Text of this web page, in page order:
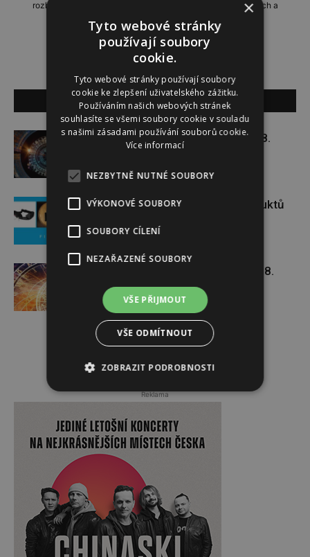
rozhovory, domácí i zahraniční reportáže, příběhy zajímavých a
neobyčejných lidí.
SOUVISEJÍCÍ ČLÁNKY
Týdenní horoskop 3. 8. – 9. 8.
Soutěž o set praktických produktů
Týdenní horoskop 27. 7. – 2. 8.
Reklama
×
Tyto webové stránky
používají soubory
cookie.
Tyto webové stránky používají soubory
cookie ke zlepšení uživatelského zážitku.
Používáním našich webových stránek
souhlasíte se všemi soubory cookie v souladu
s našimi zásadami používání souborů cookie.
Více informací
NEZBYTNĚ NUTNÉ SOUBORY
VÝKONOVÉ SOUBORY
SOUBORY CÍLENÍ
NEZAŘAZENÉ SOUBORY
VŠE PŘIJMOUT
VŠE ODMÍTNOUT
ZOBRAZIT PODROBNOSTI